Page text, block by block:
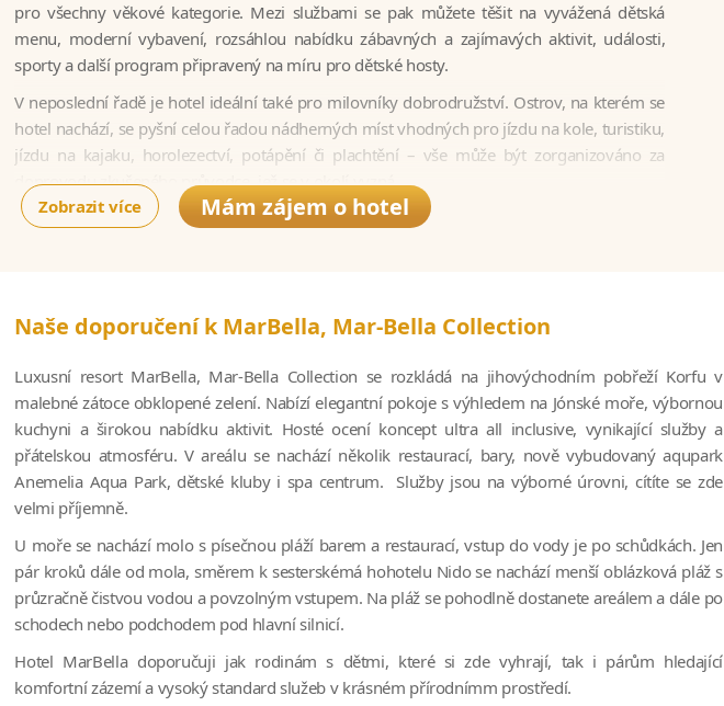
pro všechny věkové kategorie. Mezi službami se pak můžete těšit na vyvážená dětská
menu, moderní vybavení, rozsáhlou nabídku zábavných a zajímavých aktivit, události,
sporty a další program připravený na míru pro dětské hosty.
V neposlední řadě je hotel ideální také pro milovníky dobrodružství. Ostrov, na kterém se
hotel nachází, se pyšní celou řadou nádherných míst vhodných pro jízdu na kole, turistiku,
jízdu na kajaku, horolezectví, potápění či plachtění – vše může být zorganizováno za
doprovodu zkušeného průvodce, jež se v okolí vyzná.
Nakonec nesmíme zapomenout ani na luxusní ubytování, díky kterému je pobyt v resortu
Kolekce Mar-Bella přináší nezapomenutelný zážitek díky nové oblastiMar-Bella Resort
na Korfu, která zahrnuje hotely
získávají rozšířený přístup ke všem zařízení, širší nabídku aktivit a zábavy a mohou využít
nový program Dine Around – exkluzivní koncept, který nabízí prémiové bufetové i à la
carte restaurace napříč všemi hotely.
Pro večeři si mohou hosté vybírat z 6 à la carte restaurací: Kuzina, Deck Grill, Celeste,
Kumkuat, Stia a Apaggio, a 3 bufetových restaurací: La Terrazza, Zardini a San Giovanni.
Pro pohodlný přesun mezi hotely je zajištěna pravidelná kyvadlová doprava, takže můžete
bez starostí objevovat všechny možnosti, které resort nabízí.
Pro dospělé jsou k dispozicivyhrazené prostory pro maximální klid a relaxaci–
hlavní bufet La Terrazza, restaurace à la carte Celeste a Kuzina, hlavní bazén, Eleonas Bar i
plážové zóny.
Hotel MarBella byl světoznámým časopisem Condé Nast Traveller opakovaně
oceněn jako jeden z 10 nejlepších resortů v Řecku!
Zobrazit více Mám zájem o hotel
Naše doporučení k MarBella, Mar-Bella Collection
Luxusní resort MarBella, Mar-Bella Collection se rozkládá na jihovýchodním pobřeží Korfu v
malebné zátoce obklopené zelení. Nabízí elegantní pokoje s výhledem na Jónské moře, výbornou
kuchyni a širokou nabídku aktivit. Hosté ocení koncept ultra all inclusive, vynikající služby a
přátelskou atmosféru. V areálu se nachází několik restaurací, bary, nově vybudovaný aqupark
Anemelia Aqua Park, dětské kluby i spa centrum. Služby jsou na výborné úrovni, cítíte se zde
velmi příjemně.
U moře se nachází molo s písečnou pláží barem a restaurací, vstup do vody je po schůdkách. Jen
pár kroků dále od mola, směrem k sesterskémá hohotelu Nido se nachází menší oblázková pláž s
průzračně čistvou vodou a povzolným vstupem. Na pláž se pohodlně dostanete areálem a dále po
schodech nebo podchodem pod hlavní silnicí.
Hotel MarBella doporučuji jak rodinám s dětmi, které si zde vyhrají, tak i párům hledající
komfortní zázemí a vysoký standard služeb v krásném přírodnímm prostředí.